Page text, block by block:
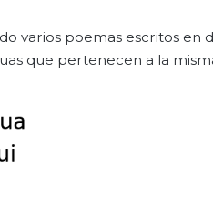
varios poemas escritos
que pertenecen a la